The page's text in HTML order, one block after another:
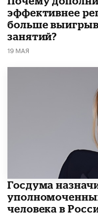
эффективнее
больше
занятий?
19 МАЯ
Госдума
человека в